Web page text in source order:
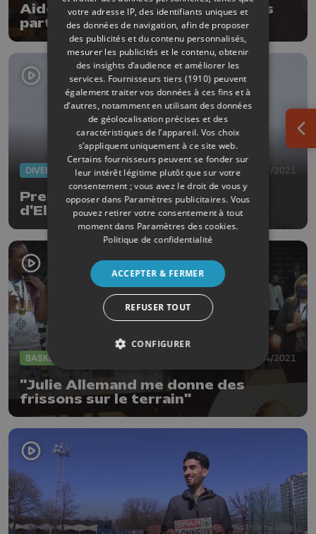
Aide internationale : des renforts
participent aux évacuations
DIVERS 01/07/2021
Première en Belgique: un pylône
d'Elia démonté par voie aérienne
BASKET 26/04/2021
"Julie Allemand me donne des
frissons sur le terrain"
votre adresse IP, des identifiants uniques et
des données de navigation, afin de proposer
des publicités et du contenu personnalisés,
mesurer les publicités et le contenu, obtenir
des insights d’audience et améliorer les
services. Fournisseurs tiers (1910) peuvent
également traiter vos données à ces fins et à
d’autres, notamment en utilisant des données
de géolocalisation précises et des
caractéristiques de l’appareil. Vos choix
s’appliquent uniquement à ce site web.
Certains fournisseurs peuvent se fonder sur
leur intérêt légitime plutôt que sur votre
consentement ; vous avez le droit de vous y
opposer dans Paramètres publicitaires. Vous
pouvez retirer votre consentement à tout
moment dans Paramètres des cookies.
Politique de confidentialité
ACCEPTER & FERMER
REFUSER TOUT
CONFIGURER